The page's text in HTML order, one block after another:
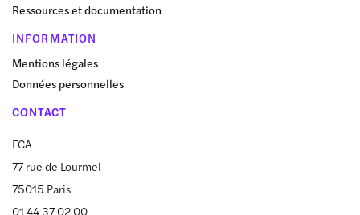
Ressources et documentation
INFORMATION
Mentions légales
Données personnelles
CONTACT
FCA
77 rue de Lourmel
75015 Paris
01 44 37 02 00